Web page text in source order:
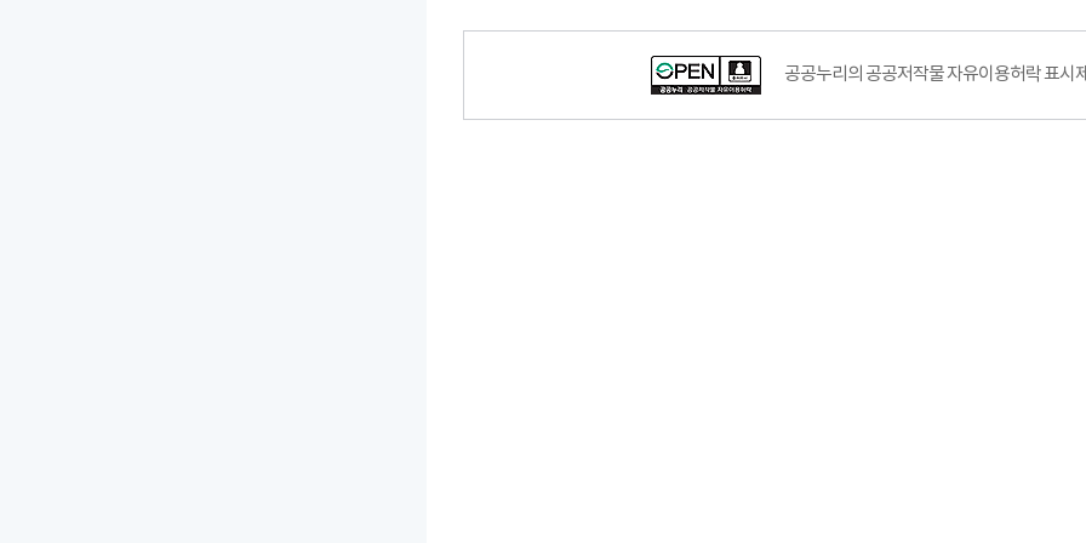
공공누리의 공공저작물 자유이용허락 표시